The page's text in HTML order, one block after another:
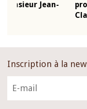
prononcée par
Claude Kassi
Inscription à la